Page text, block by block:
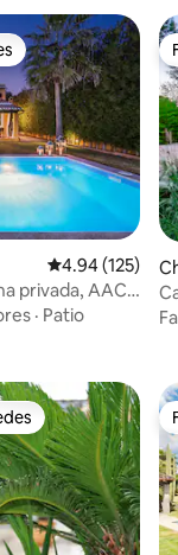
Calificación
4.94 (125)
privada, AACC
· Patio
preferido